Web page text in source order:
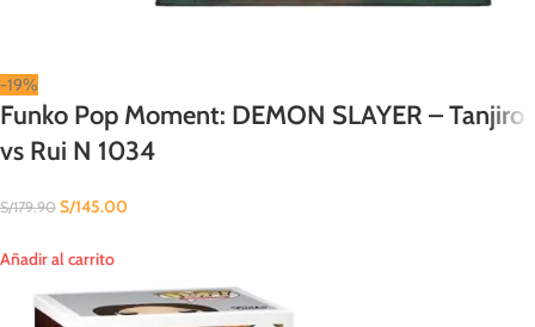
-19%
Funko Pop Moment: DEMON SLAYER – Tanjiro
vs Rui N 1034
S/179.90 S/145.00
Añadir al carrito